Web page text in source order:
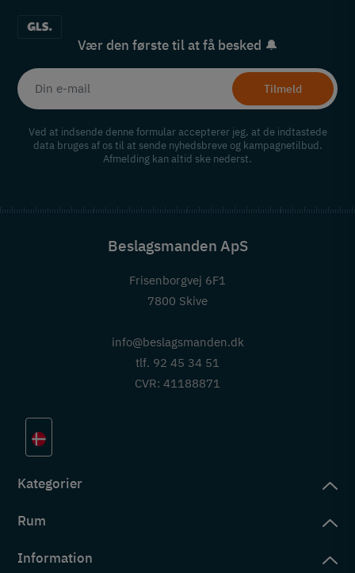
Vær den første til at få besked 🔔
Tilmeld
Ved at indsende denne formular accepterer jeg, at de indtastede
data bruges af os til at sende nyhedsbreve og kampagnetilbud.
Afmelding kan altid ske nederst.
Beslagsmanden ApS
Frisenborgvej 6F1
7800 Skive
info@beslagsmanden.dk
tlf. 92 45 34 51
CVR: 41188871
Kategorier
Rum
Information